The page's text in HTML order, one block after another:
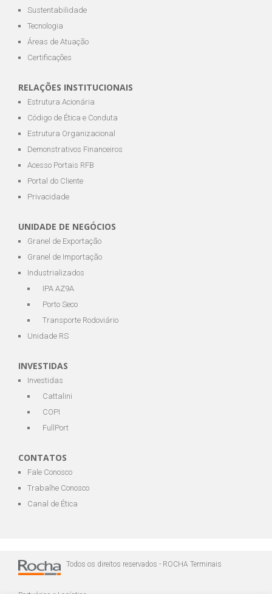
Sustentabilidade
Tecnologia
Áreas de Atuação
Certificações
RELAÇÕES INSTITUCIONAIS
Estrutura Acionária
Código de Ética e Conduta
Estrutura Organizacional
Demonstrativos Financeiros
Acesso Portais RFB
Portal do Cliente
Privacidade
UNIDADE DE NEGÓCIOS
Granel de Exportação
Granel de Importação
Industrializados
IPA AZ9A
Porto Seco
Transporte Rodoviário
Unidade RS
INVESTIDAS
Investidas
Cattalini
COPI
FullPort
CONTATOS
Fale Conosco
Trabalhe Conosco
Canal de Ética
Todos os direitos reservados - ROCHA Terminais